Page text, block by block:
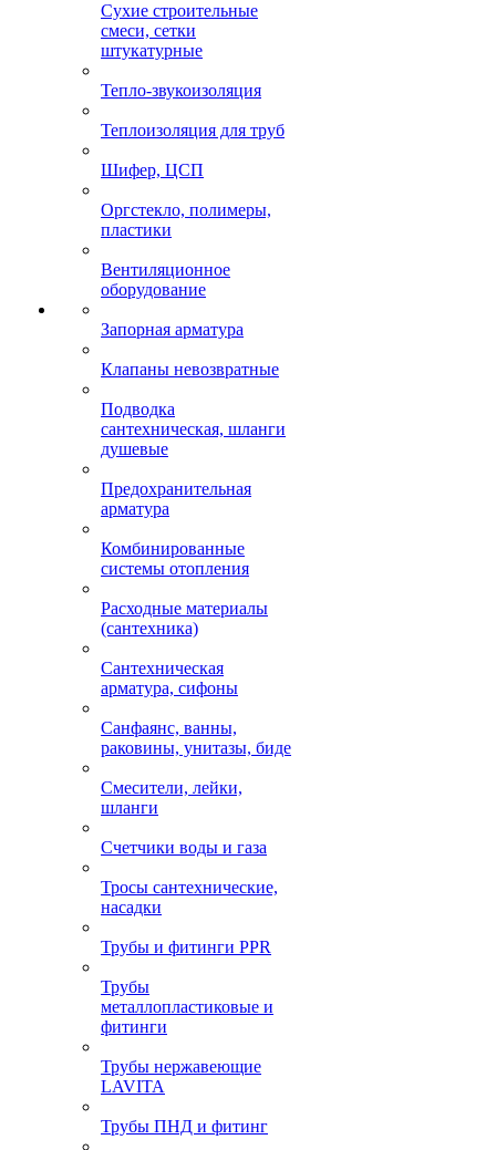
Сухие строительные
смеси, сетки
штукатурные
Тепло-звукоизоляция
Теплоизоляция для труб
Шифер, ЦСП
Оргстекло, полимеры,
пластики
Вентиляционное
оборудование
Запорная арматура
Клапаны невозвратные
Подводка
сантехническая, шланги
душевые
Предохранительная
арматура
Комбинированные
системы отопления
Расходные материалы
(сантехника)
Сантехническая
арматура, сифоны
Санфаянс, ванны,
раковины, унитазы, биде
Смесители, лейки,
шланги
Счетчики воды и газа
Тросы сантехнические,
насадки
Трубы и фитинги PPR
Трубы
металлопластиковые и
фитинги
Трубы нержавеющие
LAVITA
Трубы ПНД и фитинг